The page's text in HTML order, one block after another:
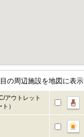
の周辺施設を地図に表示
アウトレット
）